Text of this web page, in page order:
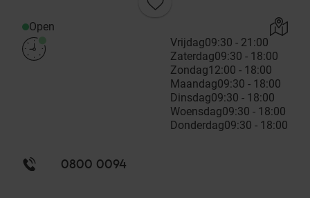
Open
Vrijdag09:30 - 21:00
Zaterdag09:30 - 18:00
Zondag12:00 - 18:00
Maandag09:30 - 18:00
Dinsdag09:30 - 18:00
Woensdag09:30 - 18:00
Donderdag09:30 - 18:00
0800 0094